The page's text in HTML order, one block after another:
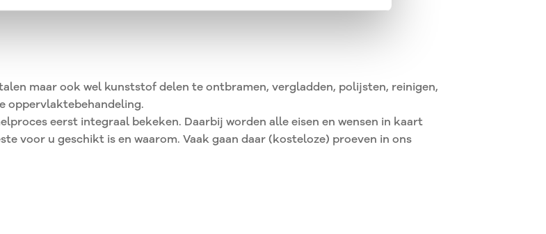
maar ook wel kunststof delen te ontbramen, vergladden, polijsten, reinigen,
oppervlaktebehandeling.
eerst integraal bekeken. Daarbij worden alle eisen en wensen in kaart
voor u geschikt is en waarom. Vaak gaan daar (kosteloze) proeven in ons